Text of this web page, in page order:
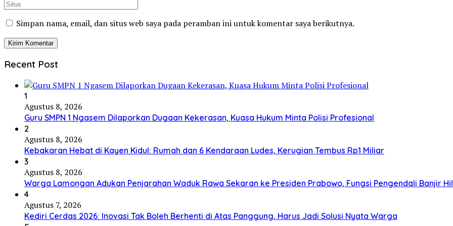
Simpan nama, email, dan situs web saya pada peramban ini untuk komentar saya berikutnya.
Recent Post
1
Agustus 8, 2026
Guru SMPN 1 Ngasem Dilaporkan Dugaan Kekerasan, Kuasa Hukum Minta Polisi Profesional
2
Agustus 8, 2026
Kebakaran Hebat di Kayen Kidul: Rumah dan 6 Kendaraan Ludes, Kerugian Tembus Rp1 Miliar
3
Agustus 8, 2026
Warga Lamongan Adukan Penjarahan Waduk Rawa Sekaran ke Presiden Prabowo, Fungsi Pengendali Banjir
4
Agustus 7, 2026
Kediri Cerdas 2026: Inovasi Tak Boleh Berhenti di Atas Panggung, Harus Jadi Solusi Nyata Warga